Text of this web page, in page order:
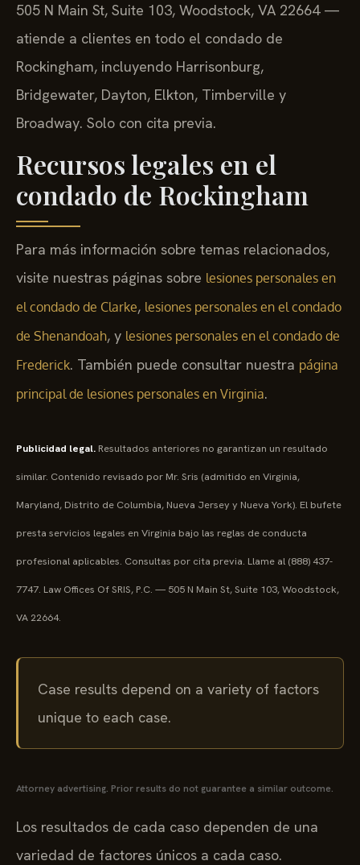
505 N Main St, Suite 103, Woodstock, VA 22664 —
atiende a clientes en todo el condado de
Rockingham, incluyendo Harrisonburg,
Bridgewater, Dayton, Elkton, Timberville y
Broadway. Solo con cita previa.
Recursos legales en el
condado de Rockingham
Para más información sobre temas relacionados,
visite nuestras páginas sobre lesiones personales en
el condado de Clarke, lesiones personales en el condado
de Shenandoah, y lesiones personales en el condado de
Frederick. También puede consultar nuestra página
principal de lesiones personales en Virginia.
Publicidad legal. Resultados anteriores no garantizan un resultado
similar. Contenido revisado por Mr. Sris (admitido en Virginia,
Maryland, Distrito de Columbia, Nueva Jersey y Nueva York). El bufete
presta servicios legales en Virginia bajo las reglas de conducta
profesional aplicables. Consultas por cita previa. Llame al (888) 437-
7747. Law Offices Of SRIS, P.C. — 505 N Main St, Suite 103, Woodstock,
VA 22664.
Case results depend on a variety of factors
unique to each case.
Attorney advertising. Prior results do not guarantee a similar outcome.
Los resultados de cada caso dependen de una
variedad de factores únicos a cada caso.